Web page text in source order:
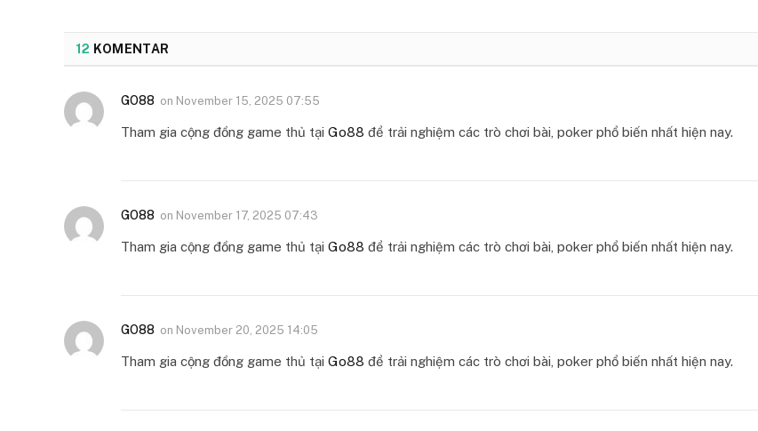
12 KOMENTAR
GO88 on November 15, 2025 07:55
Tham gia cộng đồng game thủ tại Go88 để trải nghiệm các trò chơi bài, poker phổ biến nhất hiện nay.
GO88 on November 17, 2025 07:43
Tham gia cộng đồng game thủ tại Go88 để trải nghiệm các trò chơi bài, poker phổ biến nhất hiện nay.
GO88 on November 20, 2025 14:05
Tham gia cộng đồng game thủ tại Go88 để trải nghiệm các trò chơi bài, poker phổ biến nhất hiện nay.